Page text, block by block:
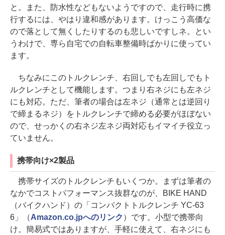
と。また、防水性などもないようですので、走行時に携
行するには、やはり違和感があります。けっこう高価な
ので落として無くしたりするのも悲しいですしネ。とい
うわけで、専ら自宅での自転車整備時ばかりに使ってい
ます。
ちなみにこのトルクレンチ、右回しでも左回しでもト
ルクレンチとして機能します。つまり右ネジにも左ネジ
にも対応。ただ、筆者の場合は左ネジ（通常とは逆回り
で締まるネジ）をトルクレンチで締める必要がほぼない
ので、せっかくの右ネジ左ネジ両対応もイマイチ役立っ
ていません。
携帯向け×2製品
携帯サイズのトルクレンチもいくつか。まずは筆者の
なかでコストパフォーマンス抜群なのが、BIKE HAND
（バイクハンド）の「コンパクトトルクレンチ YC-63
6」（Amazon.co.jpへのリンク ）です。小型で携帯向
け。簡易式ではありますが、手軽に使えて、右ネジにも